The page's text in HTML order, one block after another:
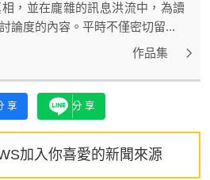
，並在龐雜的訊息洪流中，為讀
論度的內容。平時不僅密切留...
作品集
享 分享
加入你喜愛的新聞來源